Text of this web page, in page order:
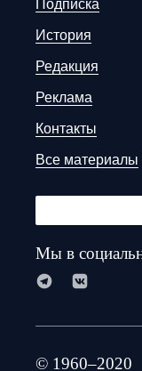
Подписка
История
Редакция
Реклама
Контакты
Все материалы
Мы в
© 1960–2020